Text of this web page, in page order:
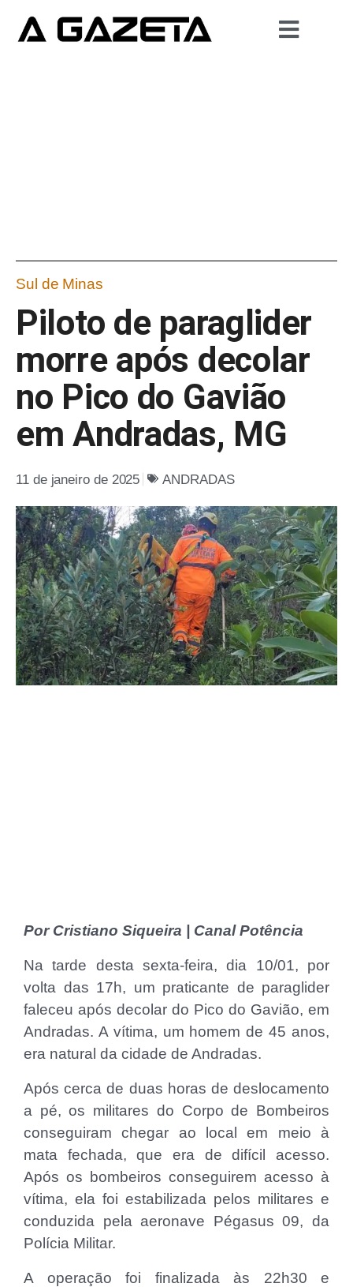
Sul de Minas
Piloto de paraglider
morre após decolar
no Pico do Gavião
em Andradas, MG
11 de janeiro de 2025 ANDRADAS
Por Cristiano Siqueira | Canal Potência
Na tarde desta sexta-feira, dia 10/01, por
volta das 17h, um praticante de paraglider
faleceu após decolar do Pico do Gavião, em
Andradas. A vítima, um homem de 45 anos,
era natural da cidade de Andradas.
Após cerca de duas horas de deslocamento
a pé, os militares do Corpo de Bombeiros
conseguiram chegar ao local em meio à
mata fechada, que era de difícil acesso.
Após os bombeiros conseguirem acesso à
vítima, ela foi estabilizada pelos militares e
conduzida pela aeronave Pégasus 09, da
Polícia Militar.
A operação foi finalizada às 22h30 e